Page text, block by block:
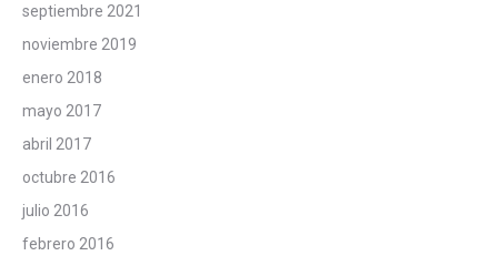
septiembre 2021
noviembre 2019
enero 2018
mayo 2017
abril 2017
octubre 2016
julio 2016
febrero 2016